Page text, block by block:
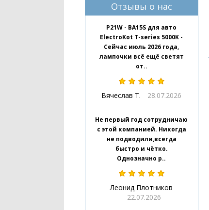
Отзывы о нас
P21W - BA15S для авто
ElectroKot T-series 5000K -
Сейчас июль 2026 года,
лампочки всё ещё светят
от..
Вячеслав Т. 28.07.2026
Не первый год сотрудничаю
с этой компанией. Никогда
не подводили,всегда
быстро и чётко.
Однозначно р..
Леонид Плотников
22.07.2026